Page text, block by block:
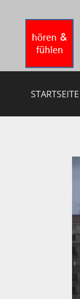
springen
STARTSEITE